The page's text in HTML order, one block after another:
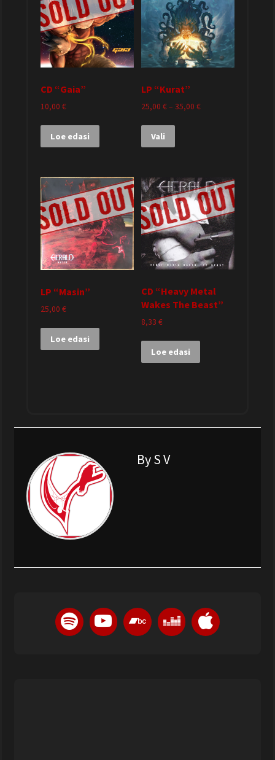
CD “Gaia”
10,00 €
Loe edasi
LP “Kurat”
25,00€– 35,00€
Vali
LP “Masin”
25,00 €
Loe edasi
CD “Heavy Metal
Wakes The Beast”
8,33€
Loe edasi
By S V